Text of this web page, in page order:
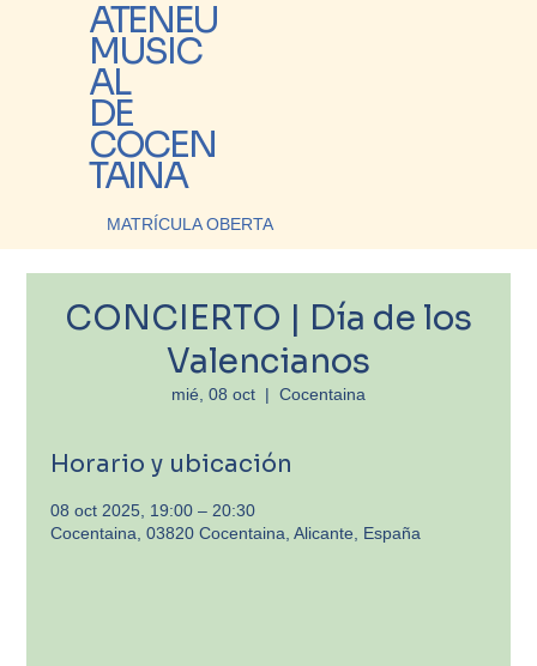
MATRÍCULA OBERTA
ATENEU
MUSIC
AL
DE
COCEN
TAINA
CONCIERTO | Día de los
Valencianos
mié, 08 oct
  |
Cocentaina
Horario y ubicación
08 oct 2025, 19:00 – 20:30
Cocentaina, 03820 Cocentaina, Alicante, España